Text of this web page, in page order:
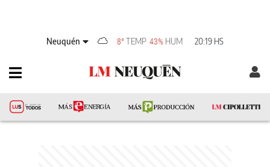
Neuquén 8° TEMP 43% HUM 20:19 HS